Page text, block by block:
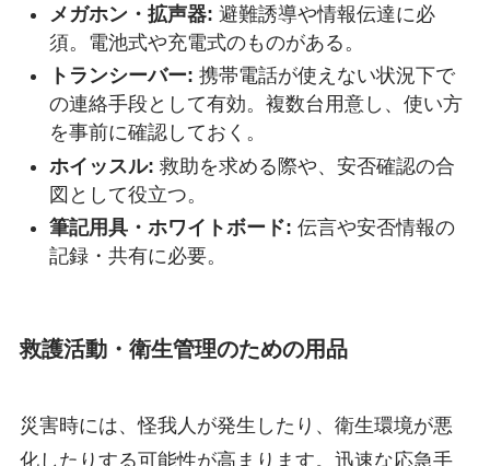
メガホン・拡声器: 避難誘導や情報伝達に必
須。電池式や充電式のものがある。
トランシーバー: 携帯電話が使えない状況下で
の連絡手段として有効。複数台用意し、使い方
を事前に確認しておく。
ホイッスル: 救助を求める際や、安否確認の合
図として役立つ。
筆記用具・ホワイトボード: 伝言や安否情報の
記録・共有に必要。
救護活動・衛生管理のための用品
災害時には、怪我人が発生したり、衛生環境が悪
化したりする可能性が高まります。迅速な応急手